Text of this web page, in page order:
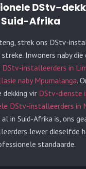
DStv-
Suid-Afrika
, strek ons DStv-
streke. Inwoners naby die
DStv-installeerders in
naby Mpumalanga.
vir DStv-dienste
DStv-installeerders in
al in Suid-Afrika is, ons
lewer dieselfde
standaarde.